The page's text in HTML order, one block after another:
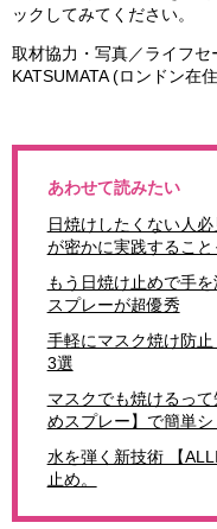
ックしてみてください。
取材協力・写真／ライフ
KATSUMATA (ロンドン在
あわせて読みたい
日焼けしたくない人
が密かに実践すること
もう日焼け止めで手
スプレーが超優秀
手軽にマスク焼け防
3選
マスクでも焼けるって
めスプレー】で簡単シ
水を弾く新技術 【
止め。